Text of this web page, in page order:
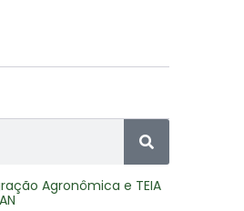
Agronômica e TEIA